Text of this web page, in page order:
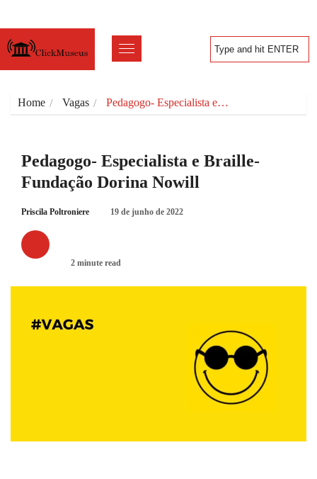
Home Vagas Pedagogo- Especialista e…
Pedagogo- Especialista e Braille-
Fundação Dorina Nowill
Priscila Poltroniere 19 de junho de 2022
2 minute read